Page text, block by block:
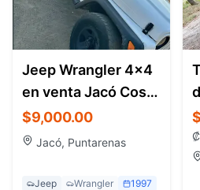
Jeep Wrangler 4x4
en venta Jacó Costa
Rica | Convertible,
automático, ideal
$9,000.00
Jacó, Puntarenas
Jeep Wrangler
1997
₡